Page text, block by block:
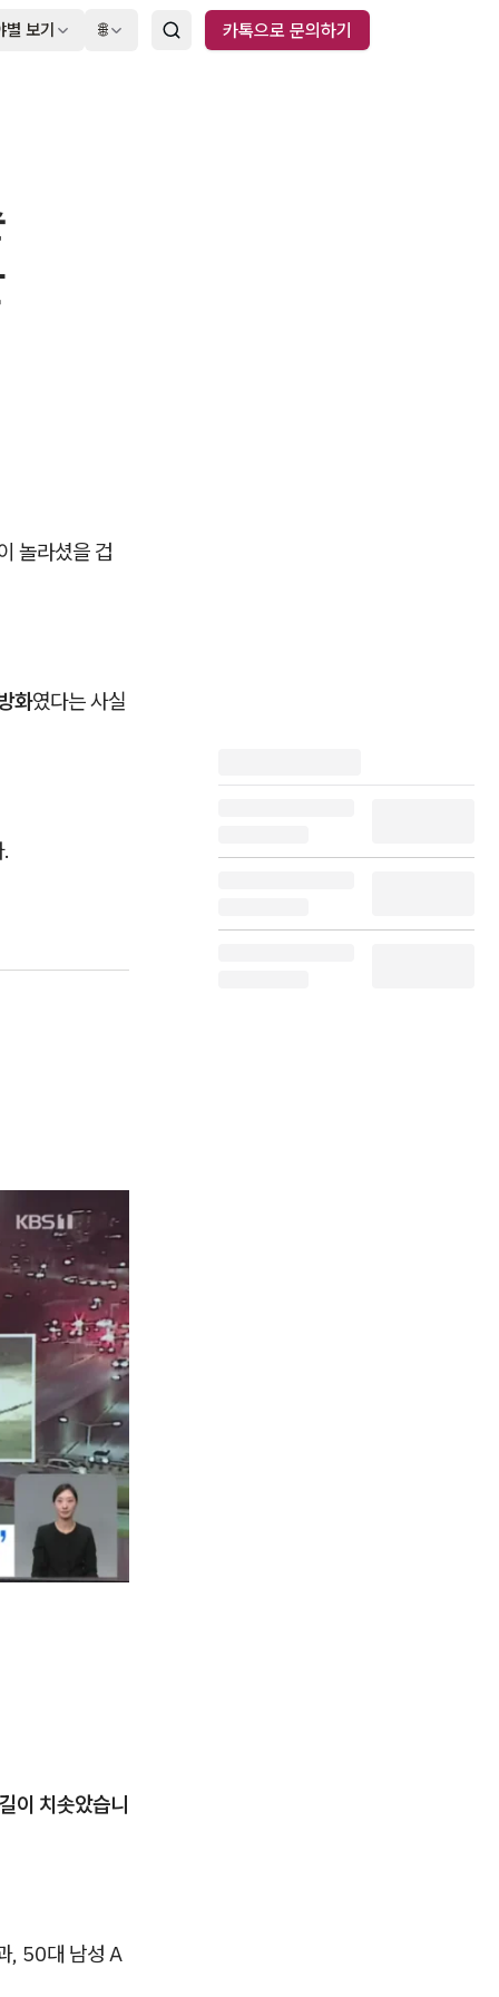
별 보기 🌐 카톡으로 문의하기
놀라셨을 겁
화였다는 사실
이 치솟았습니
, 50대 남성 A